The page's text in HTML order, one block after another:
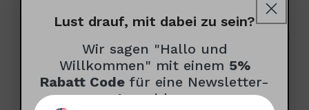
um Espressokultur und das Wiedemann
Sortiment
Lust drauf, mit dabei zu sein?
Wir sagen "Hallo und
Willkommen" mit einem 5%
Rabatt Code für eine Newsletter-
Anmeldung